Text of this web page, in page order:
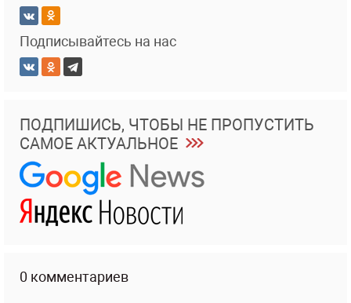
Подписывайтесь на нас
ПОДПИШИСЬ, ЧТОБЫ НЕ ПРОПУСТИТЬ
САМОЕ АКТУАЛЬНОЕ
0 комментариев